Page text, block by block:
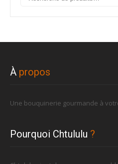
À propos
Une bouquinerie gourmande à
Pourquoi Chtululu ?